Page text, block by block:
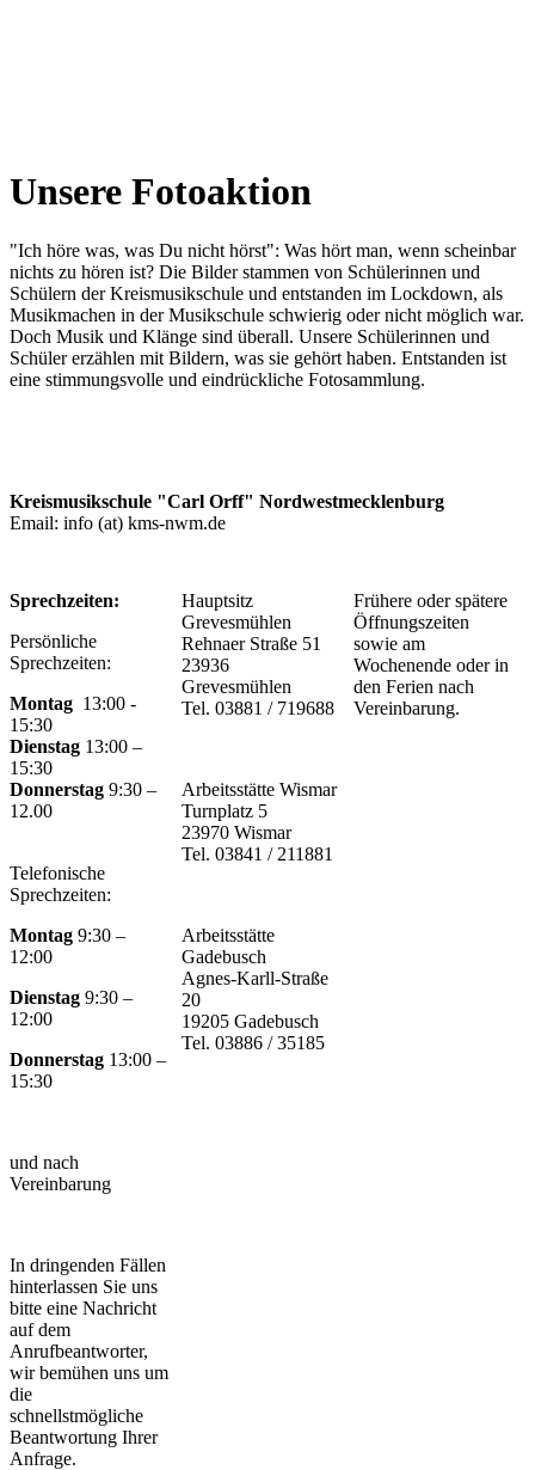
Unsere Fotoaktion
"Ich höre was, was Du nicht hörst": Was hört man, wenn scheinbar
nichts zu hören ist? Die Bilder stammen von Schülerinnen und
Schülern der Kreismusikschule und entstanden im Lockdown, als
Musikmachen in der Musikschule schwierig oder nicht möglich war.
Doch Musik und Klänge sind überall. Unsere Schülerinnen und
Schüler erzählen mit Bildern, was sie gehört haben. Entstanden ist
eine stimmungsvolle und eindrückliche Fotosammlung.
Kreismusikschule "Carl Orff" Nordwestmecklenburg
Email: info (at) kms-nwm.de
Sprechzeiten:
Persönliche
Sprechzeiten:
Montag 13:00 -
15:30
Dienstag 13:00 –
15:30
Donnerstag 9:30 –
12.00
Telefonische
Sprechzeiten:
Montag 9:30 –
12:00
Dienstag 9:30 –
12:00
Donnerstag 13:00 –
15:30
und nach
Vereinbarung
In dringenden Fällen
hinterlassen Sie uns
bitte eine Nachricht
auf dem
Anrufbeantworter,
wir bemühen uns um
die
schnellstmögliche
Beantwortung Ihrer
Anfrage.
Hauptsitz
Grevesmühlen
Rehnaer Straße 51
23936
Grevesmühlen
Tel. 03881 / 719688
Arbeitsstätte Wismar
Turnplatz 5
23970 Wismar
Tel. 03841 / 211881
Arbeitsstätte
Gadebusch
Agnes-Karll-Straße
20
19205 Gadebusch
Tel. 03886 / 35185
Frühere oder spätere
Öffnungszeiten
sowie am
Wochenende oder in
den Ferien nach
Vereinbarung.